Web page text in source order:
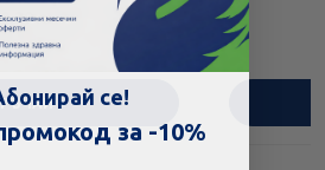
9.29лв.
се!
за -10%